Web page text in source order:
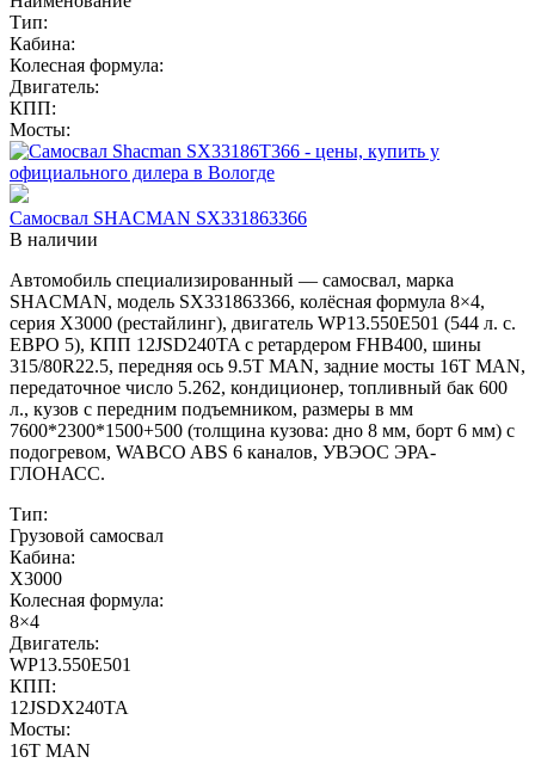
Тип:
Кабина:
Колесная формула:
Двигатель:
КПП:
Мосты:
Самосвал SHACMAN SX331863366
В наличии
Автомобиль специализированный — самосвал, марка
SHACMAN, модель SX331863366, колёсная формула 8×4,
серия X3000 (рестайлинг), двигатель WP13.550E501 (544 л. с.
ЕВРО 5), КПП 12JSD240TA с ретардером FHB400, шины
315/80R22.5, передняя ось 9.5T MAN, задние мосты 16T MAN,
передаточное число 5.262, кондиционер, топливный бак 600
л., кузов с передним подъемником, размеры в мм
7600*2300*1500+500 (толщина кузова: дно 8 мм, борт 6 мм) с
подогревом, WABCO ABS 6 каналов, УВЭОС ЭРА-
ГЛОНАСС.
Тип:
Грузовой самосвал
Кабина:
X3000
Колесная формула:
8×4
Двигатель:
WP13.550E501
КПП:
12JSDX240TA
Мосты:
16T MAN